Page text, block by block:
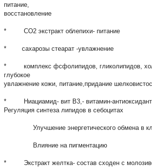
питание,
восстановление
* СО2 экстракт облепихи- питание
* сахарозы стеарат -увлажнение
* комплекс фсфолипидов, гликолипидов,
глубокое
увлажнение кожи, питание,придание
* Ниациамид- вит B3,- витамин-антиоксидант
Регуляция синтеза липидов в себоцитах
Улучшение энергетического обмена в
Влияние на пигментацию
* Экстракт желтка- состав сходен с